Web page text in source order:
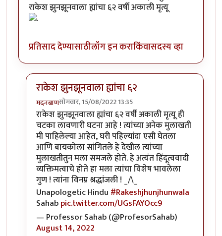
राकेश झुनझूनवाला ह्यांचा ६२ वर्षी अकाली मृत्यू
प्रतिसाद देण्यासाठीलॉग इन कराकिंवासदस्य व्हा
राकेश झुनझूनवाला ह्यांचा ६२
मदनबाणसोमवार, 15/08/2022 13:35
In reply toअरे काय चाललंय काय !byजेम्स वांड
राकेश झुनझूनवाला ह्यांचा ६२ वर्षी अकाली मृत्यू ही
चटका लावणारी घटना आहे ! त्यांच्या अनेक मुलाखती
मी पाहिलेल्या आहेत, घरी पहिल्यांदा एसी घेतला
आणि बायकोला सांगितले हे देखील त्यांच्या
मुलाखतीतुन मला समजले होते. हे अत्यंत हिंदूत्ववादी
व्यक्तिमत्वाचे होते हा मला त्यांचा विशेष भावलेला
गुण ! त्यांना विनम्र श्रद्धांजली ! _/\_
Unapologetic Hindu #Rakeshjhunjhunwala
Sahabpic.twitter.com/UGsFAYOcc9
— Professor Sahab (@ProfesorSahab)
August 14, 2022